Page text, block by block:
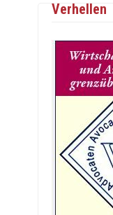
Verhellen